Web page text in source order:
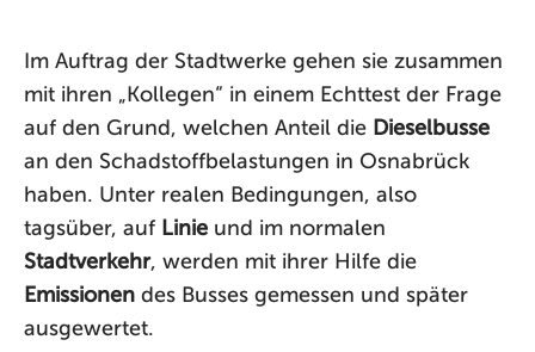
Im Auftrag der Stadtwerke gehen sie zusammen
mit ihren „Kollegen“ in einem Echttest der Frage
auf den Grund, welchen Anteil die Dieselbusse
an den Schadstoffbelastungen in Osnabrück
haben. Unter realen Bedingungen, also
tagsüber, auf Linie und im normalen
Stadtverkehr, werden mit ihrer Hilfe die
Emissionen des Busses gemessen und später
ausgewertet.